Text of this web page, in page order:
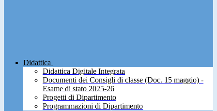
Didattica
Didattica Digitale Integrata
Documenti dei Consigli di classe (Doc. 15 maggio) -
Esame di stato 2025-26
Progetti di Dipartimento
Programmazioni di Dipartimento